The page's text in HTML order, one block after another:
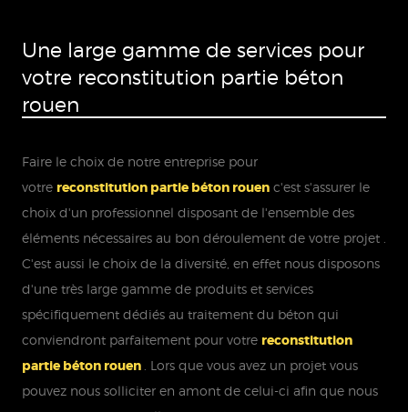
Une large gamme de services pour
votre reconstitution partie béton
rouen
Faire le choix de notre entreprise pour
votre reconstitution partie béton rouenc'est s'assurer le
choix d'un professionnel disposant de l'ensemble des
éléments nécessaires au bon déroulement de votre projet .
C'est aussi le choix de la diversité, en effet nous disposons
d'une très large gamme de produits et services
spécifiquement dédiés au traitement du béton qui
conviendront parfaitement pour votre reconstitution
partie béton rouen
. Lors que vous avez un projet vous
pouvez nous solliciter en amont de celui-ci afin que nous